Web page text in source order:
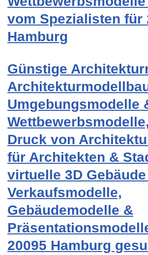
vom Spezialisten für
Hamburg
Günstige
Umgebungsmodelle
Druck von
für Architekten &
virtuelle 3D
Verkaufsmodelle,
Gebäudemodelle &
20095 Hamburg